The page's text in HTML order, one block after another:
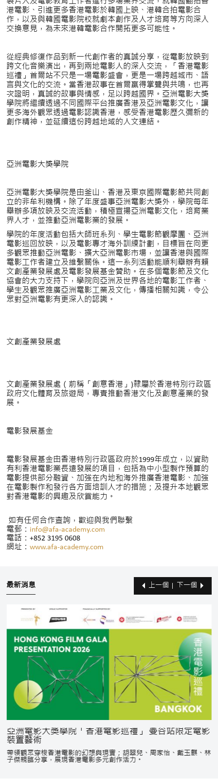
港電影、引進更多香港電影於韓國上映、港韓合拍電影合
作，以及與韓國電影院校就劇本創作及人才培育等方向深入
交換意見，為未來港韓電影合作開拓更多可能性。
從經典修復作品到新一代創作者的真誠分享，從電影放映到
跨文化音樂演出，再到兩地電影人的深入交流，「香港電影
巡禮」首爾站不只是一場電影盛會，更是一場跨越城市、語
言與文化的交流。當香港故事在首爾贏得掌聲與共鳴，也再
次證明，真誠的故事與情感，足以跨越國界。亞洲電影大獎
學院將繼續透過不同國際平台推廣香港及亞洲電影文化，讓
更多海外觀眾透過電影認識香港，感受香港電影歷久彌新的
創作精神，並延續這份跨越地域的人文連結。
亞洲電影大獎學院
亞洲電影大獎學院是由釜山、香港及東京國際電影節共同創
立的非牟利機構。除了年度盛事亞洲電影大獎外，學院每年
舉辦多項放映及交流活動，積極宣揚亞洲電影文化，培育業
界人才，並推動亞洲電影業的發展。
學院的年度活動包括大師班系列、學生電影節觀摩團、亞洲
電影巡回放映，以及電影專才海外訓練計劃，目標旨在向更
多觀眾推動亞洲電影、擴大亞洲電影市場，並讓香港與國際
電影工作者建立及維繫關係。這一系列活動能順利舉辦有賴
文創產業發展處及電影發展基金贊助。在多個電影節及文化
協會的大力支持下，學院向亞洲及世界各地的電影工作者、
學生及觀眾推廣亞洲電影工業及文化，傳播相關知識，令公
眾對亞洲電影有更深入的認識。
文創產業發展處
文創產業發展處（前稱「創意香港」)隸屬於香港特別行政區
政府文化體育及旅遊局，專責推動香港文化及創意產業的發
展。
電影發展基金
電影發展基金由香港特別行政區政府於1999年成立，以資助
有利香港電影業長遠發展的項目，包括為中小型製作預算的
電影提供部分融資、加強在內地和海外推廣香港電影、加強
在電影製作和發行各方面培訓人才的措施；及提升本地觀眾
對香港電影的興趣及欣賞能力。
如有任何合作查詢，歡迎與我們聯繫
電郵： info@afa-academy.com
電話：+852 3195 0608
網址：www.afa-academy.com
最新消息
亞洲電影大獎學院「香港電影巡禮」 曼谷站限定電影
裝置藝術
帶領觀眾穿梭香港電影的幻想與現實；胡翠兒、周家怡、戴玉麒、林
子傑親臨分享，展現香港電影多元創作活力。
上一個 下一個